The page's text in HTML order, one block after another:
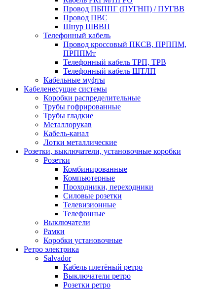
Провод ПБППГ (ПУГНП) / ПУГВВ
Провод ПВС
Шнур ШВВП
Телефонный кабель
Провод кроссовый ПКСВ, ПРППМ,
ПРППМт
Телефонный кабель ТРП, ТРВ
Телефонный кабель ШТЛП
Кабельные муфты
Кабеленесущие системы
Коробки распределительные
Трубы гофрированные
Трубы гладкие
Металлорукав
Кабель-канал
Лотки металлические
Розетки, выключатели, установочные коробки
Розетки
Комбинированные
Компьютерные
Проходники, переходники
Силовые розетки
Телевизионные
Телефонные
Выключатели
Рамки
Коробки установочные
Ретро электрика
Salvador
Кабель плетёный ретро
Выключатели ретро
Розетки ретро